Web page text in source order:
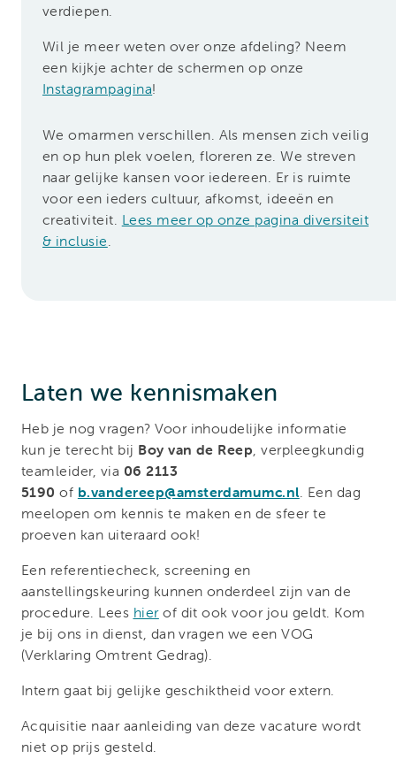
verdiepen.
Wil je meer weten over onze afdeling? Neem
een kijkje achter de schermen op onze
Instagrampagina!
We omarmen verschillen. Als mensen zich veilig
en op hun plek voelen, floreren ze. We streven
naar gelijke kansen voor iedereen. Er is ruimte
voor een ieders cultuur, afkomst, ideeën en
creativiteit. Lees meer op onze pagina diversiteit
& inclusie.
Laten we kennismaken
Heb je nog vragen? Voor inhoudelijke informatie
kun je terecht bij Boy van de Reep, verpleegkundig
teamleider, via 06 2113
5190of b.vandereep@amsterdamumc.nl. Een dag
meelopen om kennis te maken en de sfeer te
proeven kan uiteraard ook!
Een referentiecheck, screening en
aanstellingskeuring kunnen onderdeel zijn van de
procedure. Lees hierof dit ook voor jou geldt. Kom
je bij ons in dienst, dan vragen we een VOG
(Verklaring Omtrent Gedrag).
Intern gaat bij gelijke geschiktheid voor extern.
Acquisitie naar aanleiding van deze vacature wordt
niet op prijs gesteld.